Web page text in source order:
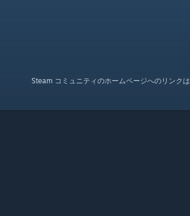
Steam コミュニティのホームページへのリンクは